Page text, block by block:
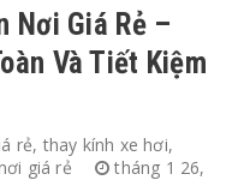
Nơi Giá Rẻ –
Và Tiết Kiệm
rẻ, thay kính xe hơi,
giá rẻ
tháng 1 26,